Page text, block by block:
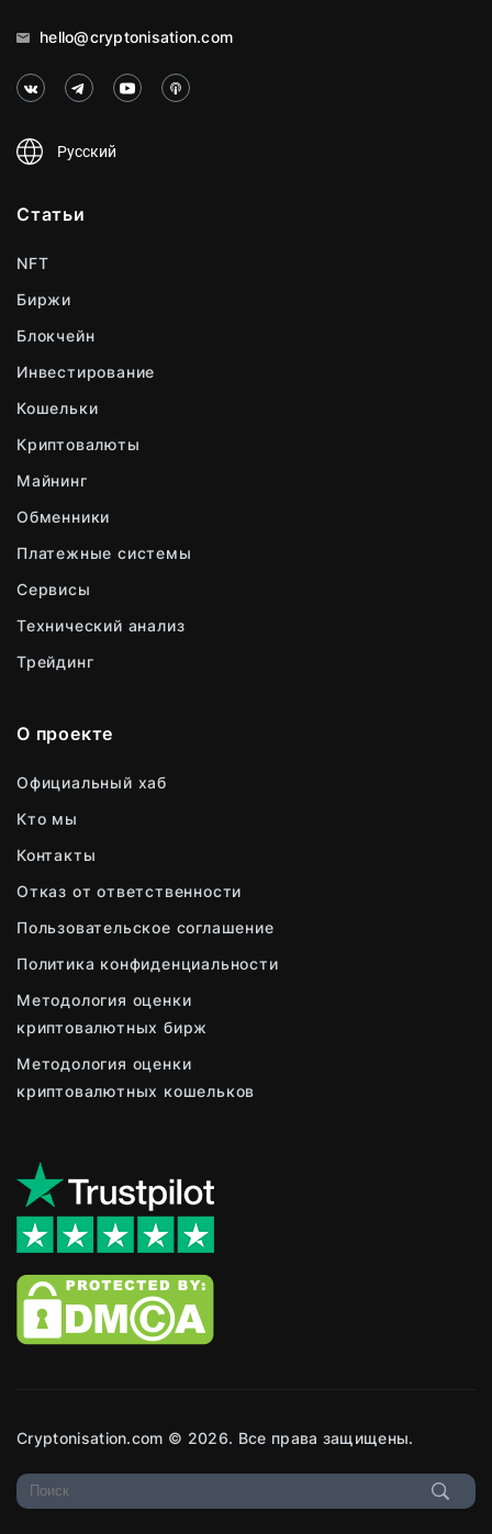
hello@cryptonisation.com
Русский
Статьи
NFT
Биржи
Блокчейн
Инвестирование
Кошельки
Криптовалюты
Майнинг
Обменники
Платежные системы
Сервисы
Технический анализ
Трейдинг
О проекте
Официальный хаб
Кто мы
Контакты
Отказ от ответственности
Пользовательское соглашение
Политика конфиденциальности
Методология оценки
криптовалютных бирж
Методология оценки
криптовалютных кошельков
Cryptonisation.com © 2026. Все права защищены.